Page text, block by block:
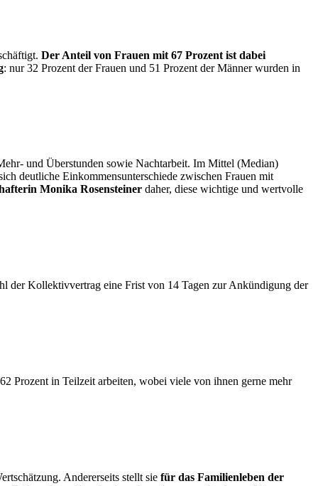
Der Anteil von Frauen mit 67 Prozent ist dabei
: nur 32 Prozent der Frauen und 51 Prozent der Männer wurden in
und Überstunden sowie Nachtarbeit. Im Mittel (Median)
deutliche Einkommensunterschiede zwischen Frauen mit
Monika Rosensteiner daher, diese wichtige und wertvolle
der Kollektivvertrag eine Frist von 14 Tagen zur Ankündigung der
Prozent in Teilzeit arbeiten, wobei viele von ihnen gerne mehr
Andererseits stellt sie für das Familienleben der